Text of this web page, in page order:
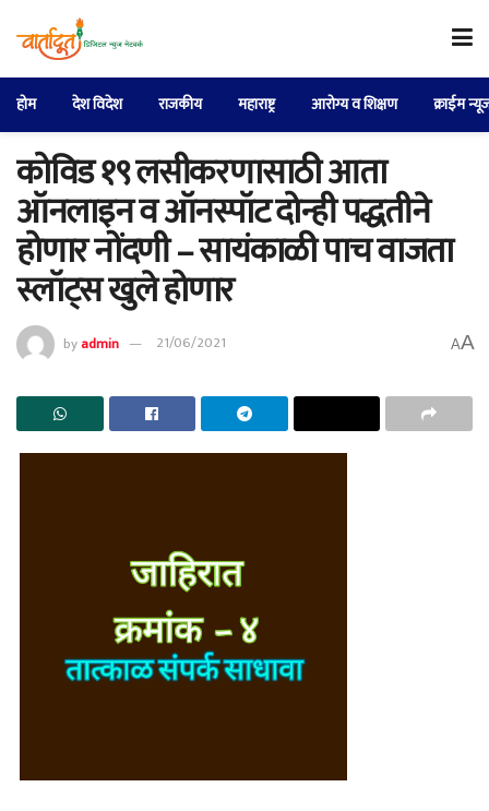
होम देश विदेश राजकीय महाराष्ट्र आरोग्य व शिक्षण क्राईम
कोविड १९ लसीकरणासाठी आता
ऑनलाइन व ऑनस्पॉट दोन्ही पद्धतीने
होणार नोंदणी – सायंकाळी पाच वाजता
स्लॉट्स खुले होणार
byadmin 21/06/2021 AA